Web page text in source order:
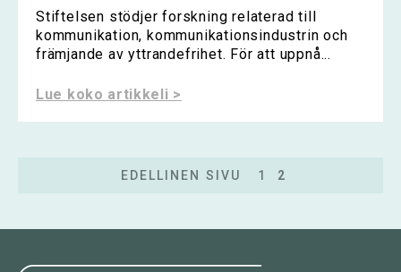
Stiftelsen stödjer forskning relaterad till
kommunikation, kommunikationsindustrin och
främjande av yttrandefrihet. För att uppnå...
Lue koko artikkeli >
EDELLINEN SIVU 1 2